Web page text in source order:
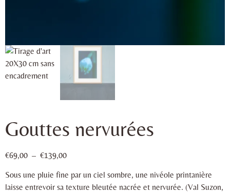
Gouttes nervurées
€69,00 – €139,00
Sous une pluie fine par un ciel sombre, une nivéole printanière
laisse entrevoir sa texture bleutée nacrée et nervurée. (Val Suzon,